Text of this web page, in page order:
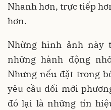
Nhanh hơn, trực tiếp
hơn.
Những hình ảnh này
những hành động
Nhưng nếu đặt trong
yêu cầu đổi mới
đó lại là những tín